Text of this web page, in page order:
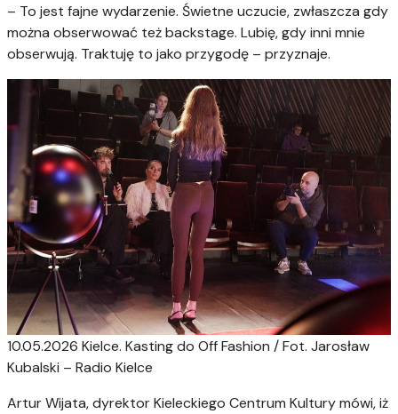
– To jest fajne wydarzenie. Świetne uczucie, zwłaszcza gdy
można obserwować też backstage. Lubię, gdy inni mnie
obserwują. Traktuję to jako przygodę – przyznaje.
10.05.2026 Kielce. Kasting do Off Fashion / Fot. Jarosław
Kubalski – Radio Kielce
Artur Wijata, dyrektor Kieleckiego Centrum Kultury mówi, iż